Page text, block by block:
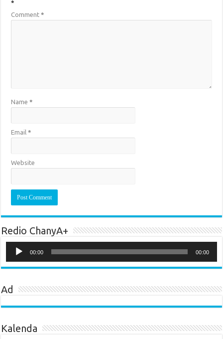
*
Comment*
Name*
Email*
Website
Redio ChanyA+
Player
00:00 00:00
Ad
Kalenda